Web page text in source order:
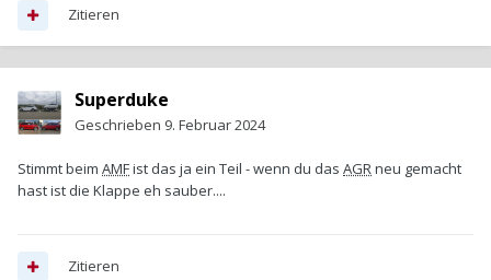
Zitieren
Superduke
Geschrieben 9. Februar 2024
Stimmt beim AMFist das ja ein Teil - wenn du das AGRneu gemacht
hast ist die Klappe eh sauber....
Zitieren